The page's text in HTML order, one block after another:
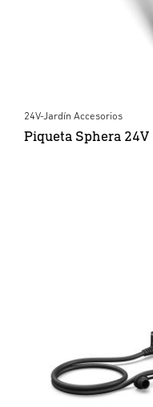
24V-Jardín Accesorios
Piqueta Sphera 24V